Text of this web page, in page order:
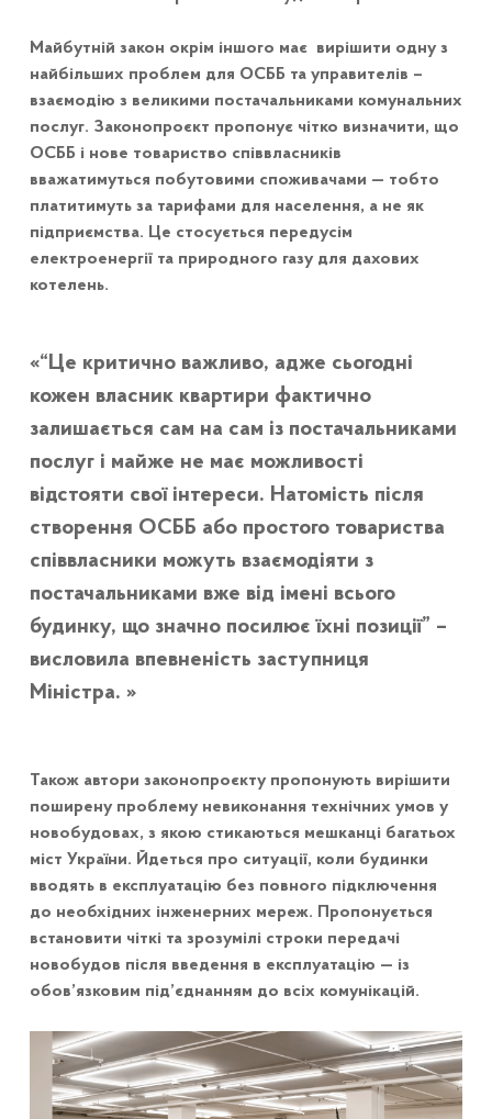
Майбутній закон окрім іншого має вирішити одну з
найбільших проблем для ОСББ та управителів –
взаємодію з великими постачальниками комунальних
послуг. Законопроєкт пропонує чітко визначити, що
ОСББ і нове товариство співвласників
вважатимуться побутовими споживачами — тобто
платитимуть за тарифами для населення, а не як
підприємства. Це стосується передусім
електроенергії та природного газу для дахових
котелень.
“Це критично важливо, адже сьогодні
кожен власник квартири фактично
залишається сам на сам із постачальниками
послуг і майже не має можливості
відстояти свої інтереси. Натомість після
створення ОСББ або простого товариства
співвласники можуть взаємодіяти з
постачальниками вже від імені всього
будинку, що значно посилює їхні позиції” –
висловила впевненість заступниця
Міністра.
Також автори законопроєкту пропонують вирішити
поширену проблему невиконання технічних умов у
новобудовах, з якою стикаються мешканці багатьох
міст України. Йдеться про ситуації, коли будинки
вводять в експлуатацію без повного підключення
до необхідних інженерних мереж. Пропонується
встановити чіткі та зрозумілі строки передачі
новобудов після введення в експлуатацію — із
обов’язковим під’єднанням до всіх комунікацій.